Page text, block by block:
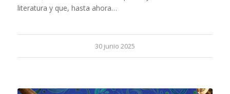
literatura y que, hasta ahora…
30 junio 2025